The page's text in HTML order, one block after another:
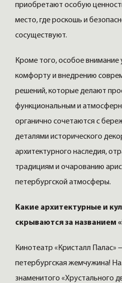
приобретают особую
место, где роскошь и
сосуществуют.
Кроме того, особое внимание
комфорту и внедрению
решений, которые делают
функциональным и
органично сочетаются с
деталями исторического
архитектурного наследия,
традициям и очарованию
петербургской атмосферы.
Какие архитектурные и
скрываются за названием
Кинотеатр «Кристалл
петербургская жемчужина!
знаменитого «Хрустального